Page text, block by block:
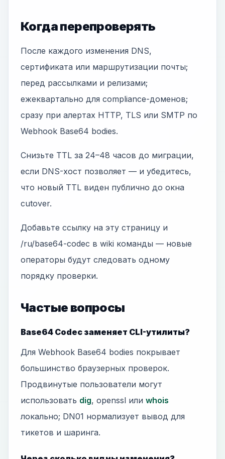
Когда перепроверять
После каждого изменения DNS,
сертификата или маршрутизации почты;
перед рассылками и релизами;
ежеквартально для compliance-доменов;
сразу при алертах HTTP, TLS или SMTP по
Webhook Base64 bodies.
Снизьте TTL за 24–48 часов до миграции,
если DNS-хост позволяет — и убедитесь,
что новый TTL виден публично до окна
cutover.
Добавьте ссылку на эту страницу и
/ru/base64-codec в wiki команды — новые
операторы будут следовать одному
порядку проверки.
Частые вопросы
Base64 Codec заменяет CLI-утилиты?
Для Webhook Base64 bodies покрывает
большинство браузерных проверок.
Продвинутые пользователи могут
использовать dig, openssl или whois
локально; DN01 нормализует вывод для
тикетов и шаринга.